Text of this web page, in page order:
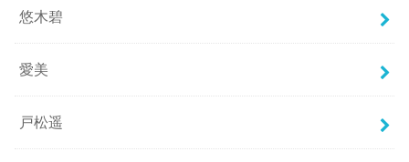
悠木碧
愛美
戸松遥